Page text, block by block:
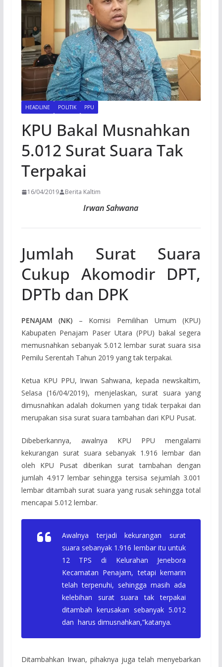
HEADLINE POLITIK PPU
KPU Bakal Musnahkan
5.012 Surat Suara Tak
Terpakai
16/04/2019 Berita Kaltim
Irwan Sahwana
Jumlah Surat Suara
Cukup Akomodir DPT,
DPTb dan DPK
PENAJAM (NK) – Komisi Pemilihan Umum (KPU)
Kabupaten Penajam Paser Utara (PPU) bakal segera
memusnahkan sebanyak 5.012 lembar surat suara sisa
Pemilu Serentah Tahun 2019 yang tak terpakai.
Ketua KPU PPU, Irwan Sahwana, kepada newskaltim,
Selasa (16/04/2019), menjelaskan, surat suara yang
dimusnahkan adalah dokumen yang tidak terpakai dan
merupakan sisa surat suara tambahan dari KPU Pusat.
Dibeberkannya, awalnya KPU PPU mengalami
kekurangan surat suara sebanyak 1.916 lembar dan
oleh KPU Pusat diberikan surat tambahan dengan
jumlah 4.917 lembar sehingga tersisa sejumlah 3.001
lembar ditambah surat suara yang rusak sehingga total
mencapai 5.012 lembar.
Awalnya terjadi kekurangan surat
suara sebanyak 1.916 lembar itu untuk
12 TPS di Kelurahan Jenebora
Kecamatan Penajam, tetapi kemarin
telah terpenuhi, sehingga masih ada
kelebihan surat suara tak terpakai
ditambah kerusakan sebanyak 5.012
dan harus dimusnahkan,”katanya.
Ditambahkan Irwan, pihaknya juga telah menyebarkan